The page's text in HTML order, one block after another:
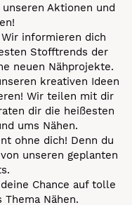
Aktionen und
informieren dich
Stofftrends der
neuen Nähprojekte.
kreativen Ideen
Wir teilen mit dir
dir die heißesten
ums Nähen.
ohne dich! Denn du
unseren geplanten
Chance auf tolle
Thema Nähen.